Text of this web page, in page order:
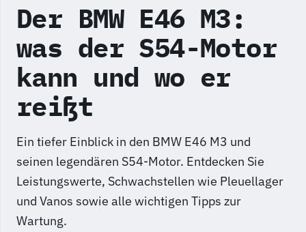
Der BMW E46 M3:
was der S54-Motor
kann und wo er
reißt
Ein tiefer Einblick in den BMW E46 M3 und
seinen legendären S54-Motor. Entdecken Sie
Leistungswerte, Schwachstellen wie Pleuellager
und Vanos sowie alle wichtigen Tipps zur
Wartung.